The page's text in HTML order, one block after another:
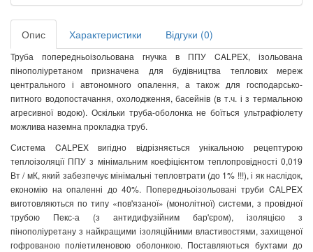
Опис Характеристики Відгуки (0)
Труба попередньоізольована гнучка в ППУ CALPEX, ізольована
пінополіуретаном призначена для будівництва теплових мереж
центрального і автономного опалення, а також для господарсько-
питного водопостачання, охолодження, басейнів (в т.ч. і з термальною
агресивної водою). Оскільки труба-оболонка не боїться ультрафіолету
можлива наземна прокладка труб.
Система CALPEX вигідно відрізняється унікальною рецептурою
теплоізоляції ППУ з мінімальним коефіцієнтом теплопровідності 0,019
Вт / мК, який забезпечує мінімальні тепловтрати (до 1% !!!), і як наслідок,
економію на опаленні до 40%. Попередньоізольовані труби CALPEX
виготовляються по типу «пов'язаної» (монолітної) системи, з провідної
трубою Пекс-а (з антидифузійним бар'єром), ізоляцією з
пінополіуретану з найкращими ізоляційними властивостями, захищеної
гофрованою поліетиленовою оболонкою. Поставляються бухтами до